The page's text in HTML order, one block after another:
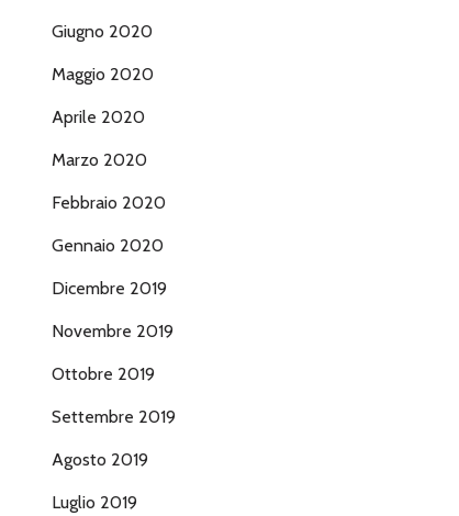
Giugno 2020
Maggio 2020
Aprile 2020
Marzo 2020
Febbraio 2020
Gennaio 2020
Dicembre 2019
Novembre 2019
Ottobre 2019
Settembre 2019
Agosto 2019
Luglio 2019